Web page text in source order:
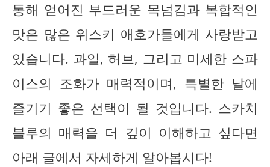
통해 얻어진 부드러운 목넘김과 복합적인
맛은 많은 위스키 애호가들에게 사랑받고
있습니다. 과일, 허브, 그리고 미세한 스파
이스의 조화가 매력적이며, 특별한 날에
즐기기 좋은 선택이 될 것입니다. 스카치
블루의 매력을 더 깊이 이해하고 싶다면
아래 글에서 자세하게 알아봅시다!